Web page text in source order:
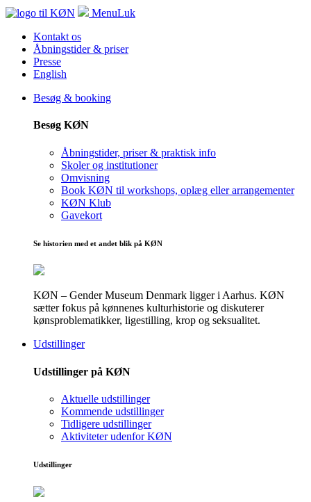
MenuLuk
Kontakt os
Åbningstider & priser
Presse
English
Besøg & booking
Besøg KØN
Åbningstider, priser & praktisk info
Skoler og institutioner
Omvisning
Book KØN til workshops, oplæg eller arrangementer
KØN Klub
Gavekort
Se historien med et andet blik på KØN
KØN – Gender Museum Denmark ligger i Aarhus. KØN
sætter fokus på kønnenes kulturhistorie og diskuterer
kønsproblematikker, ligestilling, krop og seksualitet.
Udstillinger
Udstillinger på KØN
Aktuelle udstillinger
Kommende udstillinger
Tidligere udstillinger
Aktiviteter udenfor KØN
Udstillinger